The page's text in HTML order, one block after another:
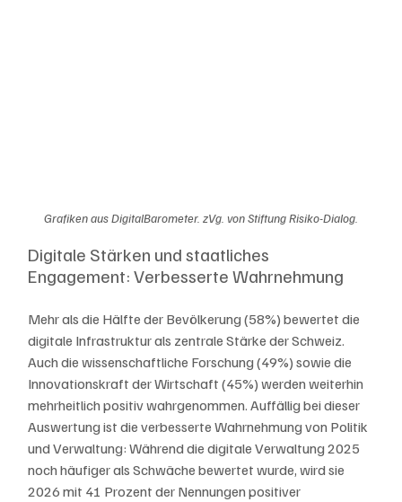
Grafiken aus DigitalBarometer. zVg. von Stiftung Risiko-Dialog.
Digitale Stärken und staatliches
Engagement: Verbesserte Wahrnehmung
Mehr als die Hälfte der Bevölkerung (58%) bewertet die
digitale Infrastruktur als zentrale Stärke der Schweiz.
Auch die wissenschaftliche Forschung (49%) sowie die
Innovationskraft der Wirtschaft (45%) werden weiterhin
mehrheitlich positiv wahrgenommen. Auffällig bei dieser
Auswertung ist die verbesserte Wahrnehmung von Politik
und Verwaltung: Während die digitale Verwaltung 2025
noch häufiger als Schwäche bewertet wurde, wird sie
2026 mit 41 Prozent der Nennungen positiver